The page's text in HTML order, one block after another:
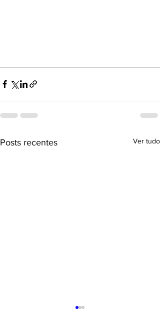
Posts recentes Ver tudo